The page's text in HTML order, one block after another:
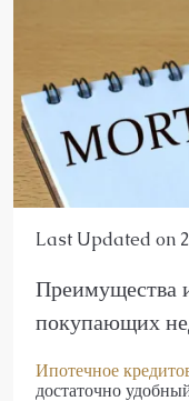
Last Updated on
Преимущества
покупающих
Ипотечное
достаточно